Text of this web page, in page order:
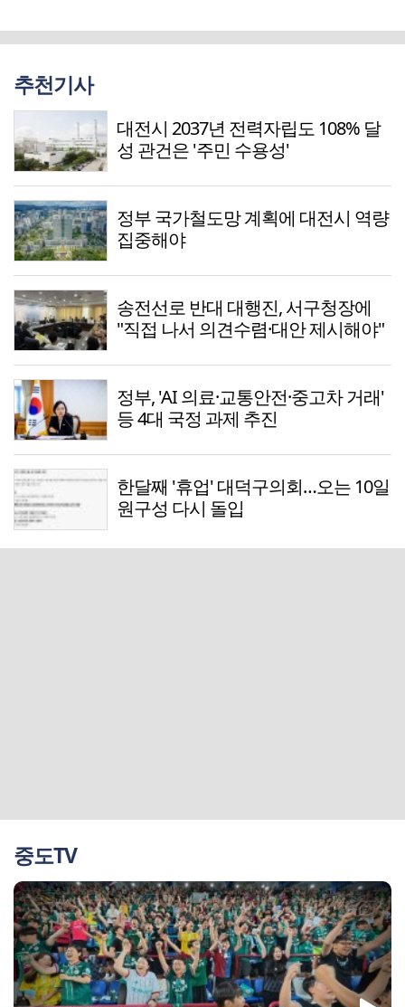
추천기사
대전시 2037년 전력자립도 108% 달
성 관건은 '주민 수용성'
정부 국가철도망 계획에 대전시 역량
집중해야
송전선로 반대 대행진, 서구청장에
"직접 나서 의견수렴·대안 제시해야"
정부, 'AI 의료·교통안전·중고차 거래'
등 4대 국정 과제 추진
한달째 '휴업' 대덕구의회…오는 10일
원구성 다시 돌입
중도TV